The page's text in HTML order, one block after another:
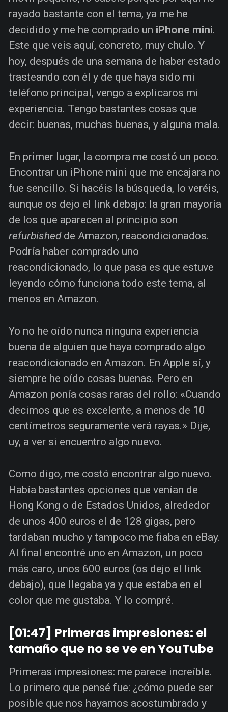
rayado bastante con el tema, ya me he
decidido y me he comprado un iPhone mini.
Este que veis aquí, concreto, muy chulo. Y
hoy, después de una semana de haber estado
trasteando con él y de que haya sido mi
teléfono principal, vengo a explicaros mi
experiencia. Tengo bastantes cosas que
decir: buenas, muchas buenas, y alguna mala.
En primer lugar, la compra me costó un poco.
Encontrar un iPhone mini que me encajara no
fue sencillo. Si hacéis la búsqueda, lo veréis,
aunque os dejo el link debajo: la gran mayoría
de los que aparecen al principio son
refurbishedde Amazon, reacondicionados.
Podría haber comprado uno
reacondicionado, lo que pasa es que estuve
leyendo cómo funciona todo este tema, al
menos en Amazon.
Yo no he oído nunca ninguna experiencia
buena de alguien que haya comprado algo
reacondicionado en Amazon. En Apple sí, y
siempre he oído cosas buenas. Pero en
Amazon ponía cosas raras del rollo: «Cuando
decimos que es excelente, a menos de 10
centímetros seguramente verá rayas.» Dije,
uy, a ver si encuentro algo nuevo.
Como digo, me costó encontrar algo nuevo.
Había bastantes opciones que venían de
Hong Kong o de Estados Unidos, alrededor
de unos 400 euros el de 128 gigas, pero
tardaban mucho y tampoco me fiaba en eBay.
Al final encontré uno en Amazon, un poco
más caro, unos 600 euros (os dejo el link
debajo), que llegaba ya y que estaba en el
color que me gustaba. Y lo compré.
[01:47] Primeras impresiones: el
tamaño que no se ve en YouTube
Primeras impresiones: me parece increíble.
Lo primero que pensé fue: ¿cómo puede ser
posible que nos hayamos acostumbrado y